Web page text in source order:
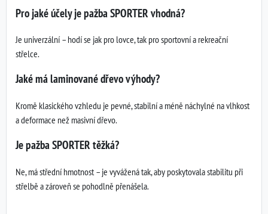
Pro jaké účely je pažba SPORTER vhodná?
Je univerzální – hodí se jak pro lovce, tak pro sportovní a rekreační
střelce.
Jaké má laminované dřevo výhody?
Kromě klasického vzhledu je pevné, stabilní a méně náchylné na vlhkost
a deformace než masivní dřevo.
Je pažba SPORTER těžká?
Ne, má střední hmotnost – je vyvážená tak, aby poskytovala stabilitu při
střelbě a zároveň se pohodlně přenášela.